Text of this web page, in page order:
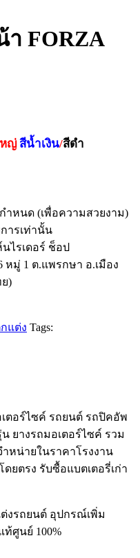
า FORZA
หญ่สีน้ำเงิน/สีดำ
หนด (เพื่อความสวยงาม)
ารเท่านั้น
นไรเดอร์ ช็อป
หมู่ 1 ต.แพรกษา อ.เมือง
)
แต่ง Tags:
ตอร์ไซค์ รถยนต์ รถปิคอัพ
ยางรถมอเตอร์ไซค์ รวม
หน่ายในราคาโรงงาน
ยตรง รับซื้อแบตเตอรี่เก่า
งรถยนต์ อุปกรณ์เพิ่ม
ศูนย์ 100%